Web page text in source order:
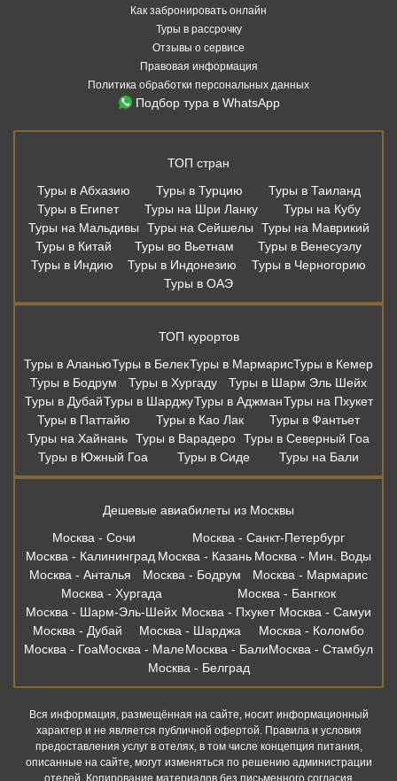
Туры в Турцию
Туры на Шри Ланку
Туры на Сейшелы
Туры во Вьетнам
Туры в Индию
Туры в Индонезию
Туры в Черногорию
Туры в ОАЭ
ТОП курортов
Туры в АланьюТуры в Белек Туры в МармарисТуры в Кемер
Туры в Бодрум
Туры в Хургаду
Туры в Шарм Эль Шейх
Туры в ДубайТуры в Шарджу Туры в АджманТуры на Пхукет
Туры в Паттайю
Туры в Као Лак
Туры в Фантьет
Туры на Хайнань Туры в Варадеро
Туры в Северный Гоа
Туры в Сиде
Дешевые авиабилеты из Москвы
Москва - Сочи
Москва - Санкт-Петербург
Москва - Калининград Москва - Казань Москва - Мин. Воды
Москва - Анталья
Москва - Бодрум
Москва - Мармарис
Москва - Хургада
Москва - Бангкок
Москва - Шарм-Эль-Шейх Москва - Пхукет Москва - Самуи
Москва - Дубай
Москва - Шарджа
Москва - Коломбо
Москва - ГоаМосква - МалеМосква - БалиМосква - Стамбул
Вся информация, размещённая на сайте, носит информационный
характер и не является публичной офертой. Правила и условия
предоставления услуг в отелях, в том числе концепция питания,
описанные на сайте, могут изменяться по решению администрации
отелей. Копирование материалов без письменного согласия
запрещено. Бронирование в офисе осуществляет: ООО «Правильный
Выбор» ИНН 6165191372, ОГРН 1146196111280 115054, г. Москва,
Зацепский Вал, 14 оф 208. Онлвйн бронирование осуществляет. Наш
партнер: ООО «Левел Тревел» ИНН 7716697924 ОГРН 1117746723808
121205, г. Москва, территория Инновационного центра «Сколково», ул.